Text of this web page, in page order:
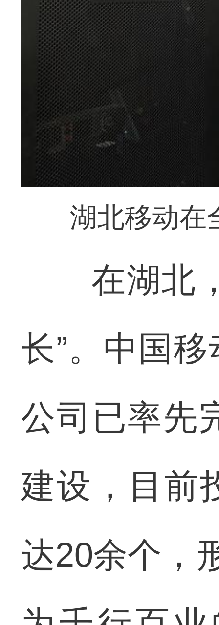
湖北移动在
在湖北，
长”。中国
公司已率先
建设，目前
达20余个，